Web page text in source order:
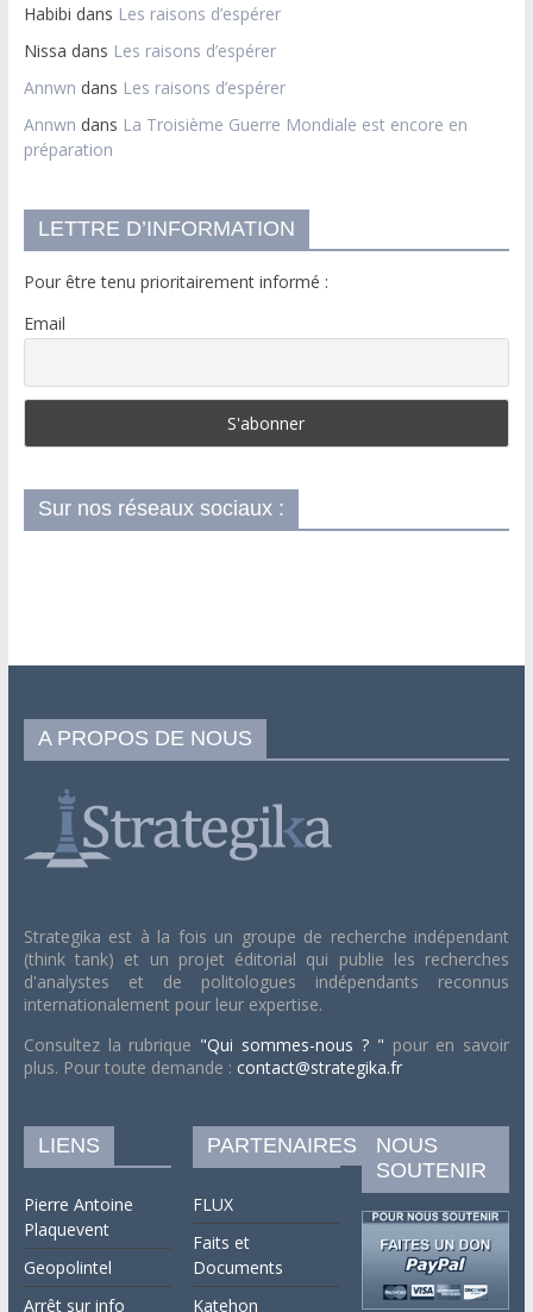
Habibi dans Les raisons d’espérer
Nissa dans Les raisons d’espérer
Annwn dans Les raisons d’espérer
Annwn dans La Troisième Guerre Mondiale est encore en
préparation
LETTRE D’INFORMATION
Pour être tenu prioritairement informé :
Email
Sur nos réseaux sociaux :
A PROPOS DE NOUS
Strategika est à la fois un groupe de recherche indépendant
(think tank) et un projet éditorial qui publie les recherches
d'analystes et de politologues indépendants reconnus
internationalement pour leur expertise.
Consultez la rubrique "Qui sommes-nous ? " pour en savoir
plus. Pour toute demande : contact@strategika.fr
LIENS
Pierre Antoine
Plaquevent
Geopolintel
Arrêt sur info
PARTENAIRES
FLUX
Faits et
Documents
Katehon
NOUS
SOUTENIR